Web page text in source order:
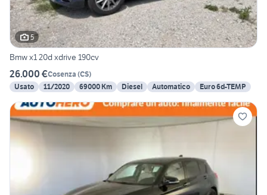
5
Bmw x1 20d xdrive 190cv
26.000 €Cosenza (CS)
Usato
11/2020 69000 Km Diesel Automatico Euro 6d-TEMP